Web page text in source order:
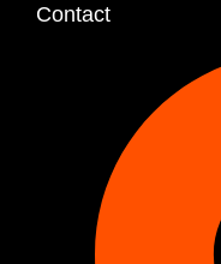
Contact